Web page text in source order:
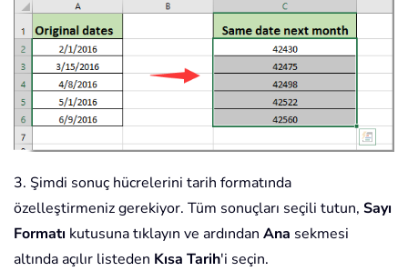
3. Şimdi sonuç hücrelerini tarih formatında
özelleştirmeniz gerekiyor. Tüm sonuçları seçili tutun, Sayı
Formatı kutusuna tıklayın ve ardından Ana sekmesi
altında açılır listeden Kısa Tarih'i seçin.